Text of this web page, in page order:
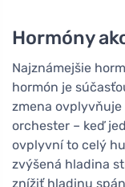
Hormóny
Najznámejšie
hormón je
zmena
orchester – keď
ovplyvní to celý
zvýšená hladina
znížiť hladinu